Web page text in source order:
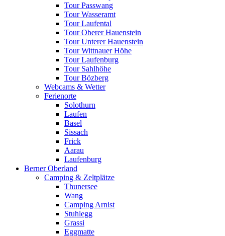
Tour Passwang
Tour Wasseramt
Tour Laufental
Tour Oberer Hauenstein
Tour Unterer Hauenstein
Tour Wittnauer Höhe
Tour Laufenburg
Tour Sahlhöhe
Tour Bözberg
Webcams & Wetter
Ferienorte
Solothurn
Laufen
Basel
Sissach
Frick
Aarau
Laufenburg
Berner Oberland
Camping & Zeltplätze
Thunersee
Wang
Camping Arnist
Stuhlegg
Grassi
Eggmatte